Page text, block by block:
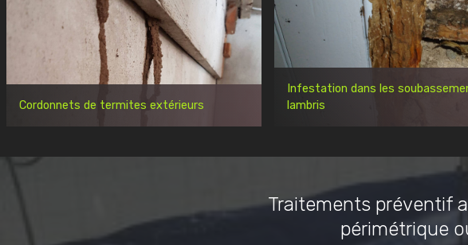
Cordonnets de termites extérieurs
Infestation dans les
lambris
Traitements préventif
périmétrique